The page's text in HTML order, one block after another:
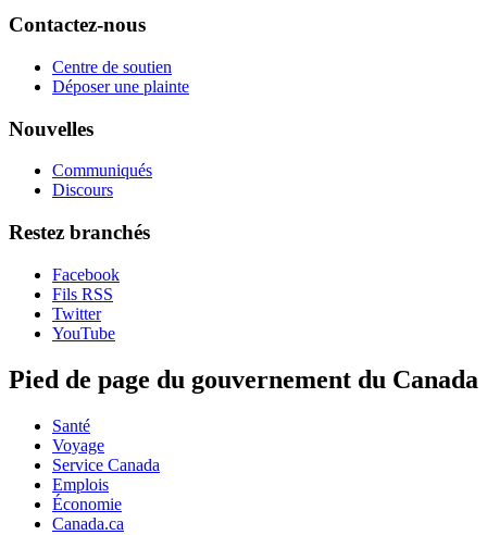
Contactez-nous
Centre de soutien
Déposer une plainte
Nouvelles
Communiqués
Discours
Restez branchés
Facebook
Fils RSS
Twitter
YouTube
Pied de page du gouvernement du Canada
Santé
Voyage
Service Canada
Emplois
Économie
Canada.ca